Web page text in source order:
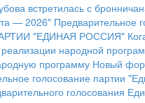
встретилась с
— 2026" Предварительное
"ЕДИНАЯ РОССИЯ"
реализации народной
программу Новый
голосование партии
голосования